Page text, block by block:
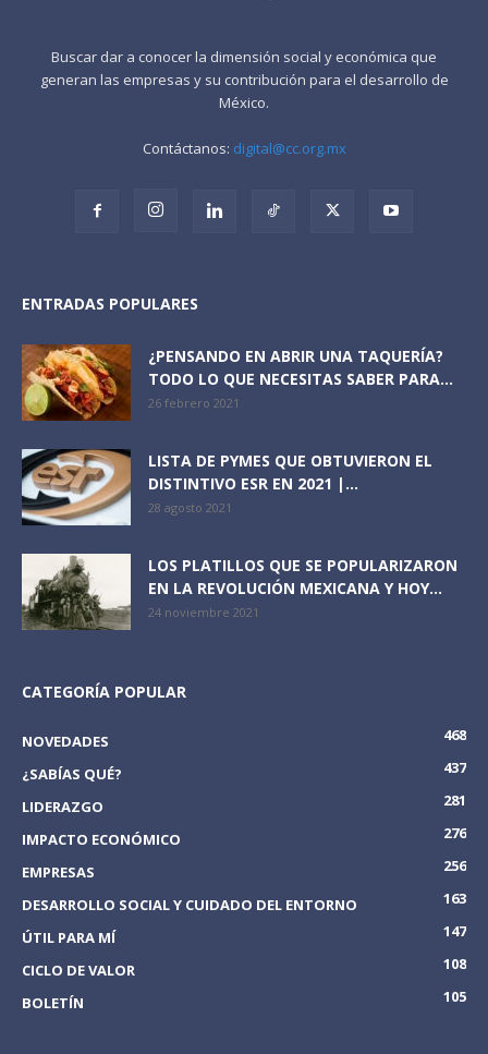
Buscar dar a conocer la dimensión social y económica que
generan las empresas y su contribución para el desarrollo de
México.
Contáctanos: digital@cc.org.mx
ENTRADAS POPULARES
¿PENSANDO EN ABRIR UNA TAQUERÍA?
TODO LO QUE NECESITAS SABER PARA...
26 febrero 2021
LISTA DE PYMES QUE OBTUVIERON EL
DISTINTIVO ESR EN 2021 |...
28 agosto 2021
LOS PLATILLOS QUE SE POPULARIZARON
EN LA REVOLUCIÓN MEXICANA Y HOY...
24 noviembre 2021
CATEGORÍA POPULAR
NOVEDADES
468
¿SABÍAS QUÉ?
437
LIDERAZGO
281
IMPACTO ECONÓMICO
276
EMPRESAS
256
DESARROLLO SOCIAL Y CUIDADO DEL ENTORNO
163
ÚTIL PARA MÍ
147
CICLO DE VALOR
108
BOLETÍN
105